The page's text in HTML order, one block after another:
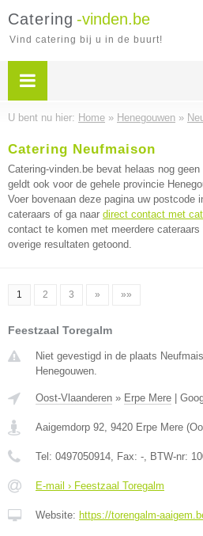
Catering -vinden.be
Vind catering bij u in de buurt!
U bent nu hier: Home » Henegouwen »
Catering Neufmaison
Catering-vinden.be bevat helaas nog geen
geldt ook voor de gehele provincie
Voer bovenaan deze pagina uw postcode
cateraars of ga naar direct contact met
contact te komen met meerdere
overige resultaten getoond.
1 2 3 » »»
Feestzaal Toregalm
Niet gevestigd in de plaats
Henegouwen.
Oost-Vlaanderen » Erpe Mere
Aaigemdorp 92, 9420 Erpe Mere (
Tel: 0497050914, Fax: -, BTW-nr:
E-mail › Feestzaal Toregalm
Website: https://torengalm-